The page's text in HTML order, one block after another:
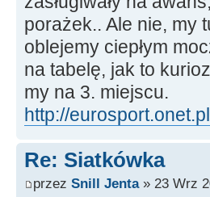
porażek.. Ale nie, my
oblejemy ciepłym
na tabelę, jak to
my na 3. miejscu.
http://
Re: Siatkówka
przez Snill Jenta» 23 Wrz